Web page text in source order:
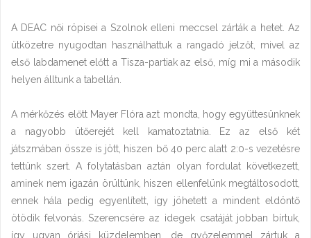
A DEAC női röpisei a Szolnok elleni meccsel zárták a hetet. Az
ütközetre nyugodtan használhattuk a rangadó jelzőt, mivel az
első labdamenet előtt a Tisza-partiak az első, míg mi a második
helyen álltunk a tabellán.
A mérkőzés előtt Mayer Flóra azt mondta, hogy együttesünknek
a nagyobb ütőerejét kell kamatoztatnia. Ez az első két
játszmában össze is jött, hiszen bő 40 perc alatt 2:0-s vezetésre
tettünk szert. A folytatásban aztán olyan fordulat következett,
aminek nem igazán örültünk, hiszen ellenfelünk megtáltosodott,
ennek hála pedig egyenlített, így jöhetett a mindent eldöntő
ötödik felvonás. Szerencsére az idegek csatáját jobban bírtuk,
így ugyan óriási küzdelemben, de győzelemmel zártuk a